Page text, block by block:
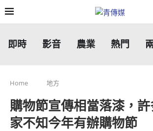
即時 影音 農業 熱門
Home 地方
購物節宣傳相當落漆，
家不知今年有辦購物節